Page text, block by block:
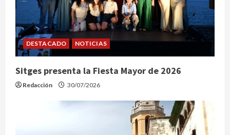
DESTACADO NOTICIAS
Sitges presenta la Fiesta Mayor de 2026
Redacción 30/07/2026